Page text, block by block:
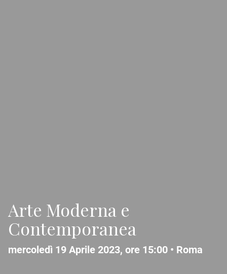
Arte Moderna e
Contemporanea
mercoledì 19 Aprile 2023, ore 15:00 • Roma